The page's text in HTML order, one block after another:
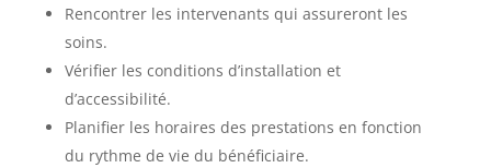
Rencontrer les intervenants qui assureront les
soins.
Vérifier les conditions d’installation et
d’accessibilité.
Planifier les horaires des prestations en fonction
du rythme de vie du bénéficiaire.